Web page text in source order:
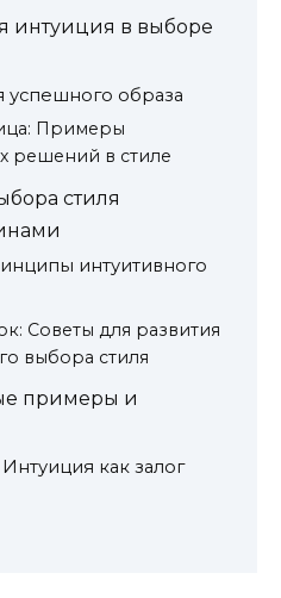
интуиция в выборе
успешного образа
Примеры
решений в стиле
стиля
интуитивного
Советы для развития
выбора стиля
примеры и
Интуиция как залог